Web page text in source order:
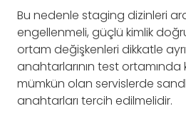
Bu nedenle staging dizinleri
engellenmeli, güçlü kimlik
ortam değişkenleri dikkatle
anahtarlarının test ortamında
mümkün olan servislerde
anahtarları tercih edilmelidir.